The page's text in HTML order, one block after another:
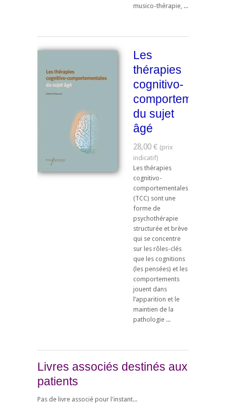
musico-thérapie, ...
Les
thérapies
cognitivo-
du sujet
âgé
28,00 €
Les thérapies
cognitivo-
comportementales
(TCC) sont une
forme de
psychothérapie
structurée et brève
qui se concentre
sur les rôles-clés
que les cognitions
(les pensées) et les
comportements
jouent dans
l’apparition et le
maintien de la
pathologie ...
Livres associés destinés aux
patients
Pas de livre associé pour l'instant...